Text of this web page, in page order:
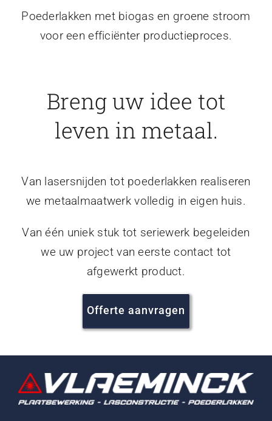
Poederlakken met biogas en groene stroom
voor een efficiënter productieproces.
Breng uw idee tot
leven in metaal.
Van lasersnijden tot poederlakken realiseren
we metaalmaatwerk volledig in eigen huis.
Van één uniek stuk tot seriewerk begeleiden
we uw project van eerste contact tot
afgewerkt product.
Offerte aanvragen